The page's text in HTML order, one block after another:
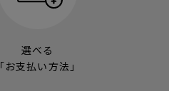
選べる
「お支払い方法」